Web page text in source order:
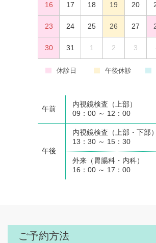
16 17 18 19 20
23 24 25 26 27
30 31 1 2 3
休診日 午後休診
午前
内視鏡検査（上部）
09：00 ～ 12：00
午後
内視鏡検査（上部・下部）
13：30 ～ 15：30
外来（胃腸科・内科）
16：00 ～ 17：00
ご予約方法